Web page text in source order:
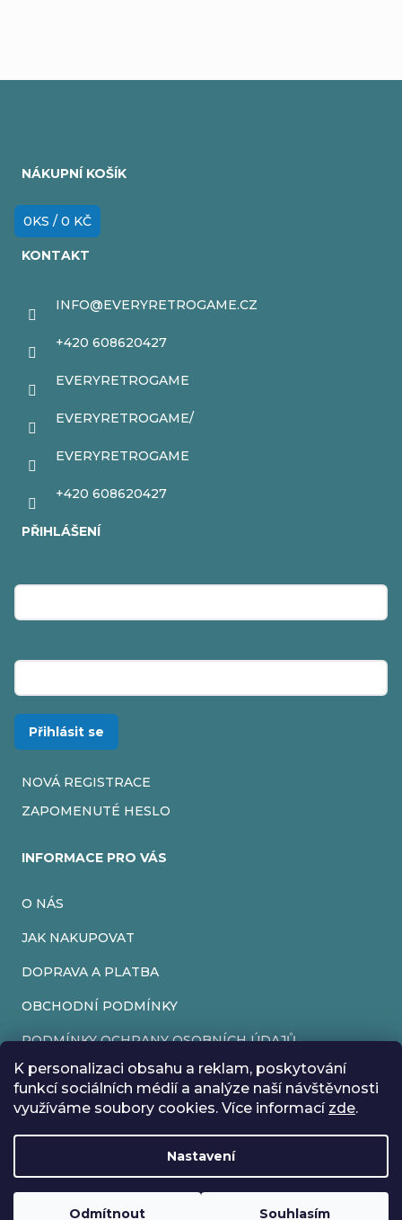
K personalizaci obsahu a reklam, poskytování
funkcí sociálních médií a analýze naší návštěvnosti
využíváme soubory cookies. Více informací zde.
Nastavení
Odmítnout Souhlasím
Rádi bychom vás informovali, že od 17. 7. do 24. 7. včetně
máme z důvodu dovolené zavřeno. Všechny objednávky
budou vyřízeny co nejdříve od 27. 7. :) Přejeme vám krásné
NÁKUPNÍ KOŠÍK
0KS / 0 KČ
KONTAKT
INFO@EVERYRETROGAME.CZ
+420 608620427
EVERYRETROGAME
EVERYRETROGAME/
EVERYRETROGAME
+420 608620427
PŘIHLÁŠENÍ
Přihlásit se
NOVÁ REGISTRACE
ZAPOMENUTÉ HESLO
INFORMACE PRO VÁS
O NÁS
JAK NAKUPOVAT
DOPRAVA A PLATBA
OBCHODNÍ PODMÍNKY
PODMÍNKY OCHRANY OSOBNÍCH ÚDAJŮ
VRÁCENÍ ZBOŽÍ
REKLAMACE
Vytvořil Shoptet
Copyright 2026EveryRetroGame. Všechna práva vyhrazena.
Upravit nastavení cookies
Loading